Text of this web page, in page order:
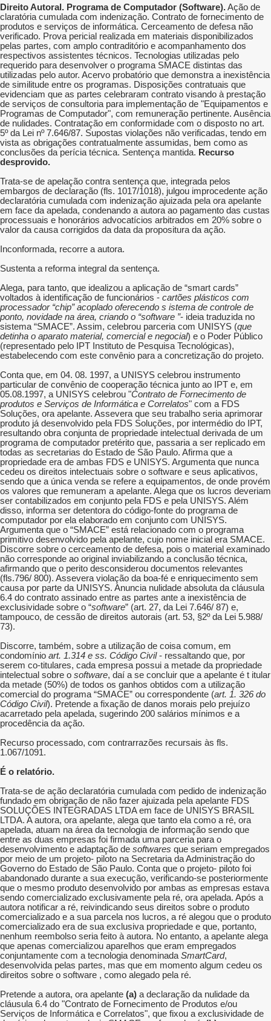
Direito Autoral. Programa de Computador (Software).Ação de
claratória cumulada com indenização. Contrato de fornecimento de
produtos e serviços de informática. Cerceamento de defesa não
verificado. Prova pericial realizada em materiais disponibilizados
pelas partes, com amplo contraditório e acompanhamento dos
respectivos assistentes técnicos. Tecnologias utilizadas pelo
requerido para desenvolver o programa SMACE distintas das
utilizadas pelo autor. Acervo probatório que demonstra a inexistência
de similitude entre os programas. Disposições contratuais que
evidenciam que as partes celebraram contrato visando à prestação
de serviços de consultoria para implementação de "Equipamentos e
Programas de Computador", com remuneração pertinente. Ausência
de nulidades. Contratação em conformidade com o disposto no art.
5º da Lei nº 7.646/87. Supostas violações não verificadas, tendo em
vista as obrigações contratualmente assumidas, bem como as
conclusões da perícia técnica. Sentença mantida. Recurso
desprovido.
Trata-se de apelação contra sentença que, integrada pelos
embargos de declaração (fls. 1017/1018), julgou improcedente ação
declaratória cumulada com indenização ajuizada pela ora apelante
em face da apelada, condenando a autora ao pagamento das custas
processuais e honorários advocatícios arbitrados em 20% sobre o
valor da causa corrigidos da data da propositura da ação.
Inconformada, recorre a autora.
Sustenta a reforma integral da sentença.
Alega, para tanto, que idealizou a aplicação de “smart cards”
voltados à identificação de funcionários - cartões plásticos com
processador “chip” acoplado oferecendo s istema de controle de
ponto, novidade na área, criando o “software ”- ideia traduzida no
sistema “SMACE”. Assim, celebrou parceria com UNISYS (que
detinha o aparato material, comercial e negocial) e o Poder Público
(representado pelo IPT Instituto de Pesquisa Tecnológicas),
estabelecendo com este convênio para a concretização do projeto.
Conta que, em 04. 08. 1997, a UNISYS celebrou instrumento
particular de convênio de cooperação técnica junto ao IPT e, em
05.08.1997, a UNISYS celebrou "Contrato de Fornecimento de
produtos e Serviços de Informática e Correlatos" com a FDS
Soluções, ora apelante. Assevera que seu trabalho seria aprimorar
produto já desenvolvido pela FDS Soluções, por intermédio do IPT,
resultando obra conjunta de propriedade intelectual derivada de um
programa de computador pretérito que, passaria a ser replicado em
todas as secretarias do Estado de São Paulo. Afirma que a
propriedade era de ambas FDS e UNISYS. Argumenta que nunca
cedeu os direitos intelectuais sobre o software e seus aplicativos,
sendo que a única venda se refere a equipamentos, de onde provém
os valores que remuneram a apelante. Alega que os lucros deveriam
ser contabilizados em conjunto pela FDS e pela UNISYS. Além
disso, informa ser detentora do código-fonte do programa de
computador por ela elaborado em conjunto com UNISYS.
Argumenta que o “SMACE” está relacionado com o programa
primitivo desenvolvido pela apelante, cujo nome inicial era SMACE.
Discorre sobre o cerceamento de defesa, pois o material examinado
não corresponde ao original inviabilizando a conclusão técnica,
afirmando que o perito desconsiderou documentos relevantes
(fls.796/ 800). Assevera violação da boa-fé e enriquecimento sem
causa por parte da UNISYS. Anuncia nulidade absoluta da cláusula
6.4 do contrato assinado entre as partes ante a inexistência de
exclusividade sobre o “software” (art. 27, da Lei 7.646/ 87) e,
tampouco, de cessão de direitos autorais (art. 53, §2º da Lei 5.988/
73).
Discorre, também, sobre a utilização de coisa comum, em
condomínio art. 1.314 e ss. Código Civil- ressaltando que, por
serem co-titulares, cada empresa possui a metade da propriedade
intelectual sobre o software, daí a se concluir que a apelante é t itular
da metade (50%) de todos os ganhos obtidos com a utilização
comercial do programa “SMACE” ou correspondente (art. 1. 326 do
Código Civil). Pretende a fixação de danos morais pelo prejuízo
acarretado pela apelada, sugerindo 200 salários mínimos e a
procedência da ação.
Recurso processado, com contrarrazões recursais às fls.
1.067/1091.
É o relatório.
Trata-se de ação declaratória cumulada com pedido de indenização
fundado em obrigação de não fazer ajuizada pela apelante FDS
SOLUÇÕES INTEGRADAS LTDA em face de UNISYS BRASIL
LTDA. A autora, ora apelante, alega que tanto ela como a ré, ora
apelada, atuam na área da tecnologia de informação sendo que
entre as duas empresas foi firmada uma parceria para o
desenvolvimento e adaptação de softwares que seriam empregados
por meio de um projeto- piloto na Secretaria da Administração do
Governo do Estado de São Paulo. Conta que o projeto- piloto foi
abandonado durante a sua execução, verificando-se posteriormente
que o mesmo produto desenvolvido por ambas as empresas estava
sendo comercializado exclusivamente pela ré, ora apelada. Após a
autora notificar a ré, reivindicando seus direitos sobre o produto
comercializado e a sua parcela nos lucros, a ré alegou que o produto
comercializado era de sua exclusiva propriedade e que, portanto,
nenhum reembolso seria feito à autora. No entanto, a apelante alega
que apenas comercializou aparelhos que eram empregados
conjuntamente com a tecnologia denominada SmartCard,
desenvolvida pelas partes, mas que em momento algum cedeu os
direitos sobre o software , como alegado pela ré.
Pretende a autora, ora apelante (a) a declaração da nulidade da
cláusula 6.4 do "Contrato de Fornecimento de Produtos e/ou
Serviços de Informática e Correlatos", que fixou a exclusividade de